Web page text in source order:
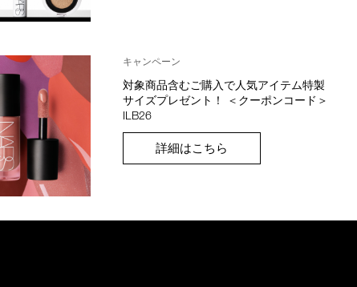
キャンペーン
対象商品含むご購入で人気アイテム特製
サイズプレゼント！ ＜クーポンコード＞
ILB26
詳細はこちら